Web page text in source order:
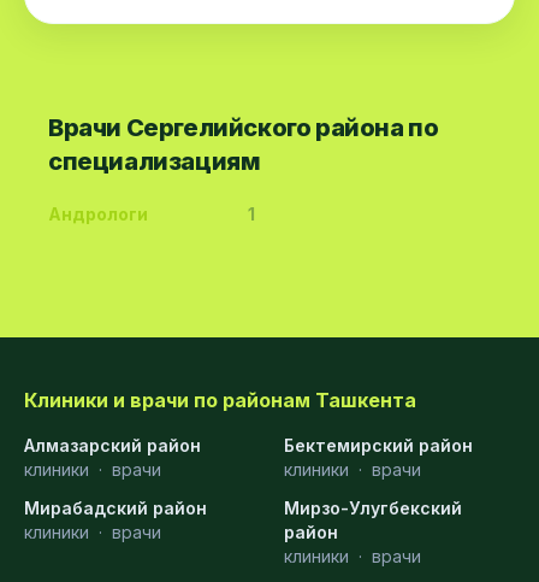
Врачи Сергелийского района по
специализациям
Андрологи 1
Клиники и врачи по районам Ташкента
Алмазарский район
клиники · врачи
Бектемирский район
клиники · врачи
Мирабадский район
клиники · врачи
Мирзо-Улугбекский
район
клиники · врачи